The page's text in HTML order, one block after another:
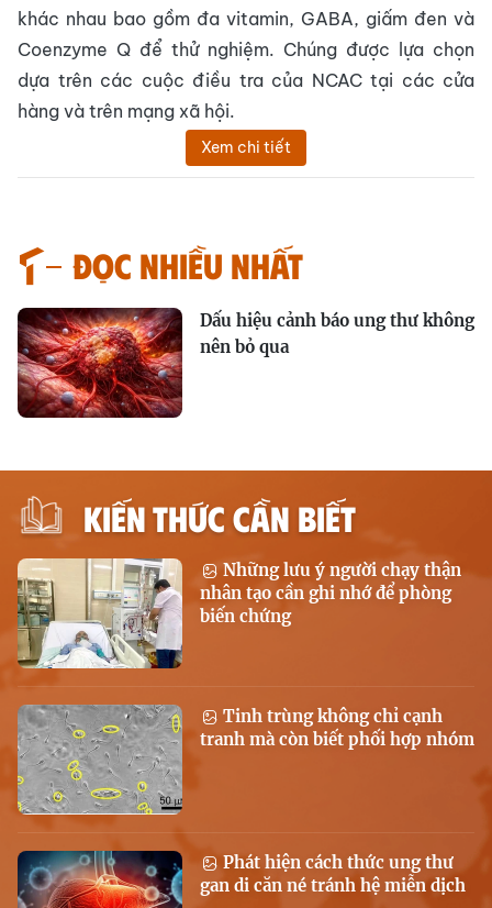
khác nhau bao gồm đa vitamin, GABA, giấm đen và
Coenzyme Q để thử nghiệm. Chúng được lựa chọn
dựa trên các cuộc điều tra của NCAC tại các cửa
hàng và trên mạng xã hội.
Xem chi tiết
Đọc nhiều nhất
Dấu hiệu cảnh báo ung thư không
nên bỏ qua
KIẾN THỨC CẦN BIẾT
Những lưu ý người chạy thận
nhân tạo cần ghi nhớ để phòng
biến chứng
Tinh trùng không chỉ cạnh
tranh mà còn biết phối hợp nhóm
Phát hiện cách thức ung thư
gan di căn né tránh hệ miễn dịch